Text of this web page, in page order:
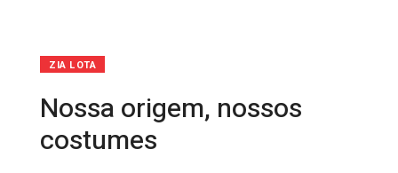
ZIA LOTA
Nossa origem, nossos
costumes